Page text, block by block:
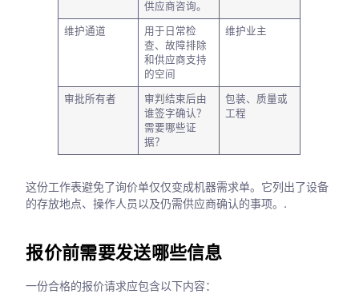
供应商咨询。
维护通道
用于日常检
查、故障排除
和供应商支持
的空间
维护业主
审批所有者
审判结束后由
谁签字确认？
需要哪些证
据？
包装、质量或
工程
这份工作表避免了询价单仅仅变成机器需求单。它列出了设备
的存放地点、操作人员以及仍需供应商确认的事项。.
报价前需要发送哪些信息
一份合格的报价请求应包含以下内容：